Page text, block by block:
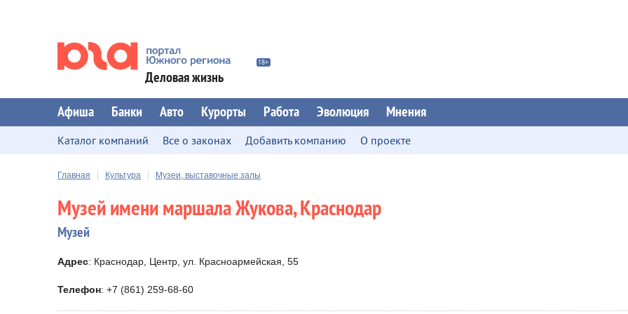
Деловая жизнь
Афиша Банки Авто Курорты Работа Эволюция Мнения
Каталог компаний Все о законах Добавить компанию О проекте
Главная Культура Музеи, выставочные залы
Музей имени маршала Жукова, Краснодар
Музей
Адрес: Краснодар, Центр, ул. Красноармейская, 55
Телефон: +7 (861) 259-68-60